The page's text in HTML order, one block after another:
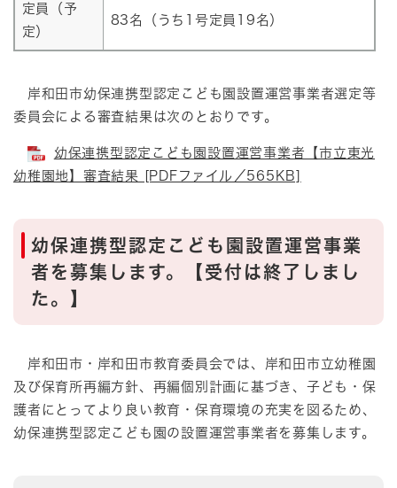
定員（予
定）
83名（うち1号定員19名）
岸和田市幼保連携型認定こども園設置運営事業者選定等
委員会による審査結果は次のとおりです。
幼保連携型認定こども園設置運営事業者【市立東光
幼稚園地】審査結果 [PDFファイル／565KB]
幼保連携型認定こども園設置運営事業
者を募集します。【受付は終了しまし
た。】
岸和田市・岸和田市教育委員会では、岸和田市立幼稚園
及び保育所再編方針、再編個別計画に基づき、子ども・保
護者にとってより良い教育・保育環境の充実を図るため、
幼保連携型認定こども園の設置運営事業者を募集します。